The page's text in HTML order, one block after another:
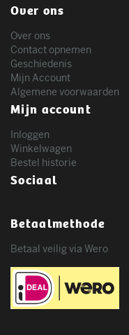
Over ons
Over ons
Contact opnemen
Geschiedenis
Mijn Account
Algemene voorwaarden
Mijn account
Inloggen
Winkelwagen
Bestel historie
Sociaal
Betaalmethode
Betaal veilig via Wero